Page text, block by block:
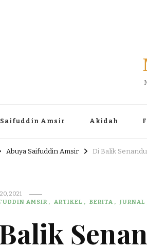
Saifuddin Amsir Akidah
Abuya Saifuddin Amsir Di Balik
2021
AMSIR
ARTIKEL BERITA JURNAL